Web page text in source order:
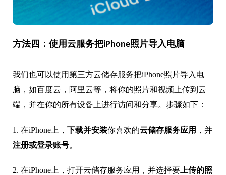
方法四：使用云服务把iPhone照片导入电脑
我们也可以使用第三方云储存服务把iPhone照片导入电
脑，如百度云，阿里云等，将你的照片和视频上传到云
端，并在你的所有设备上进行访问和分享。步骤如下：
1. 在iPhone上， 下载并安装你喜欢的云储存服务应用 ，并
注册或登录账号。
2. 在iPhone上，打开云储存服务应用，并选择要 上传的照